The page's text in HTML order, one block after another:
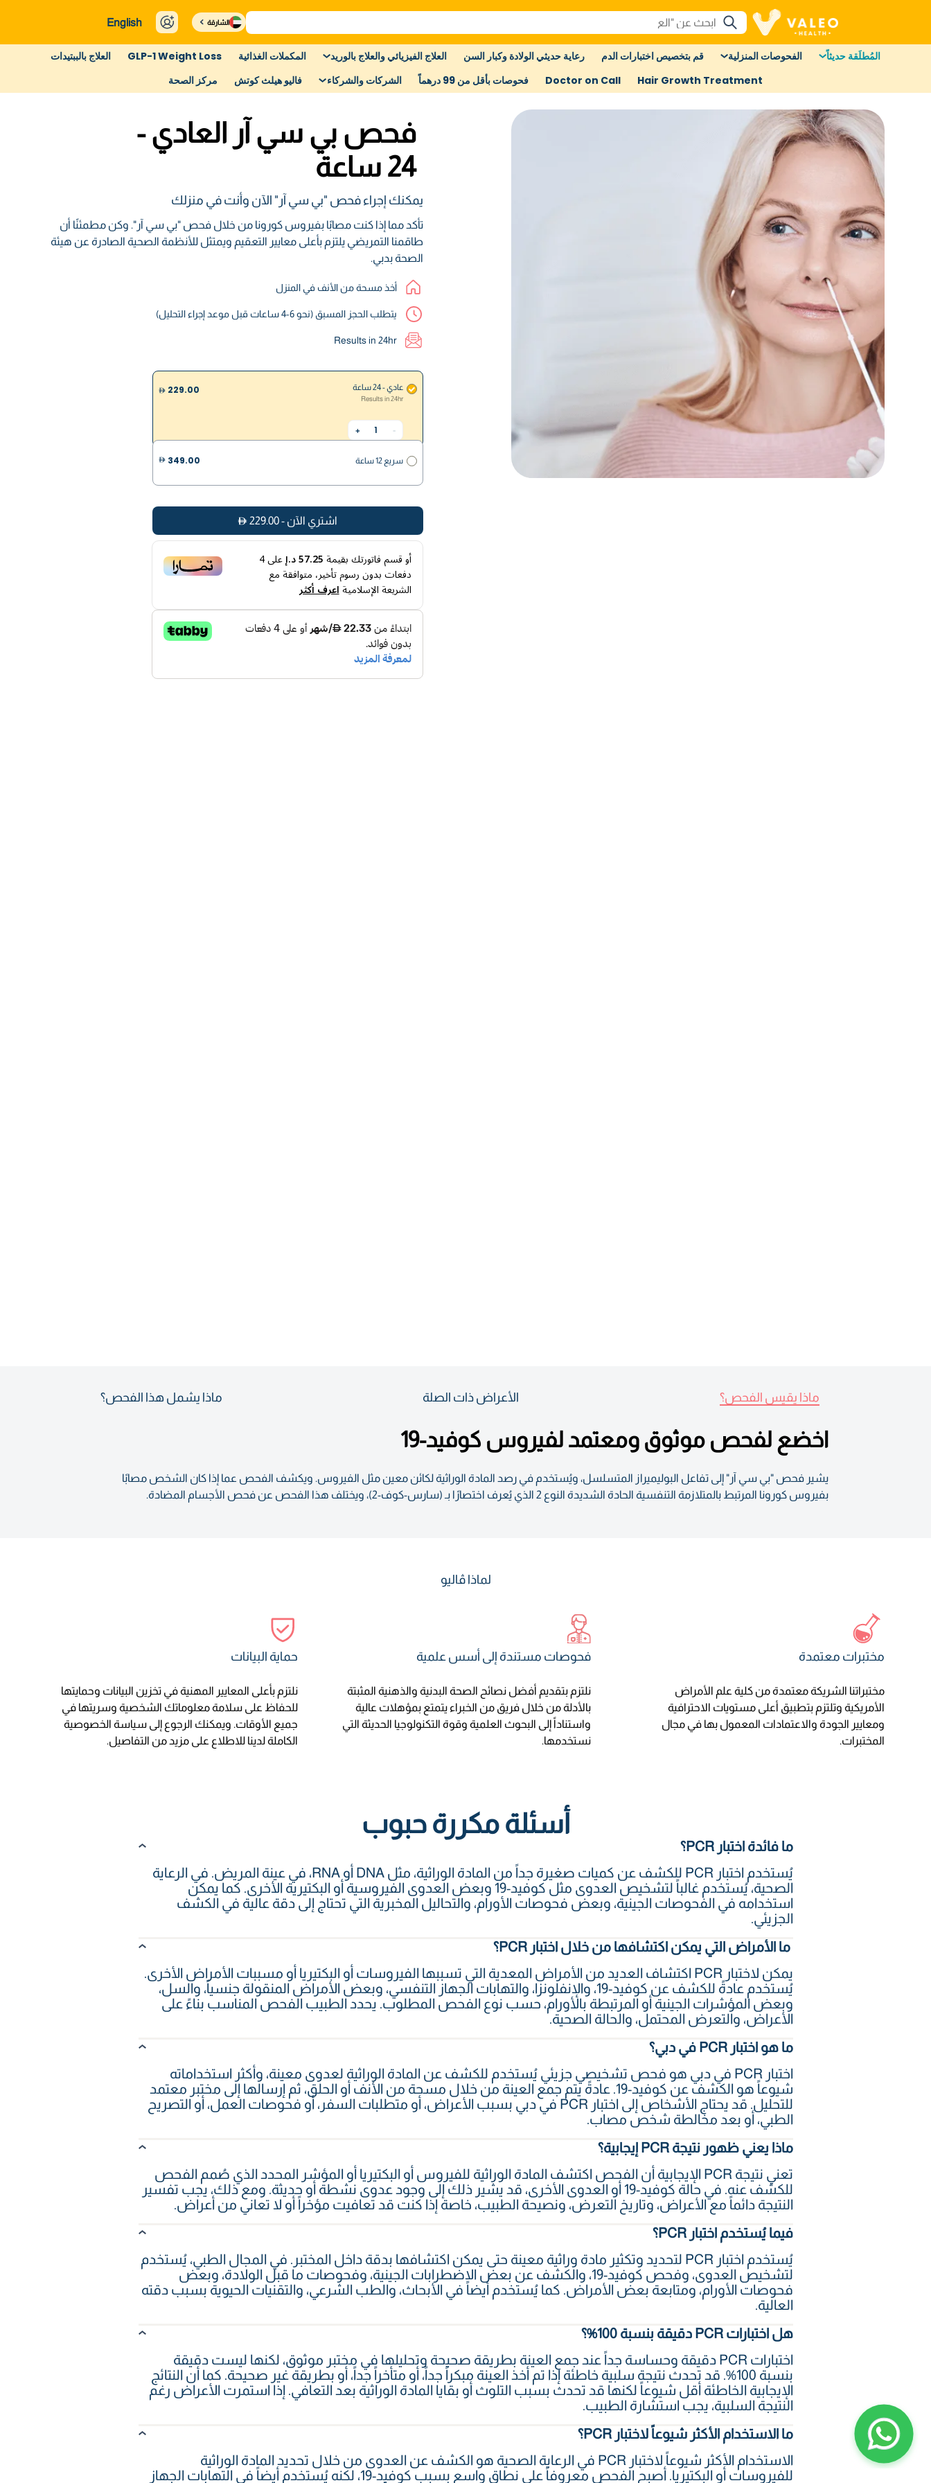
الشارقة English
المُطلَقة حديثاً الفحوصات المنزلية قم بتخصيص اختبارات الدم رعاية حديثي الولادة وكبار السن العلاج الفيزيائي والعلاج بالوريد المكملات الغذائية GLP-1 Weight Loss
العلاج بالببتيدات
Hair Growth Treatment
Doctor on Call فحوصات بأقل من 99 درهماً الشركات والشركاء فاليو هيلث كوتش مركز الصحة
فحص بي سي آر العادي -
24 ساعة
يمكنك إجراء فحص "بي سي آر" الآن وأنت في منزلك
تأكد مما إذا كنت مصابًا بفيروس كورونا من خلال فحص "بي سي آر". وكن مطمئنًا أن
طاقمنا التمريضي يلتزم بأعلى معايير التعقيم ويمتثل للأنظمة الصحية الصادرة عن هيئة
الصحة بدبي.
أخذ مسحة من الأنف في المنزل
يتطلب الحجز المسبق (نحو 6-4 ساعات قبل موعد إجراء التحليل)
Results in 24hr
عادي - 24 ساعة
Results in 24hr
-
1
+
229.00
سريع 12 ساعة 349.00
اشتري الآن -
229.00
أو قسم فاتورتك بقيمة 57.25 د.إ على4
دفعات بدون رسوم تأخير، متوافقة مع
الشريعة الإسلاميةاعرف أكثر
ماذا يقيس الفحص؟ الأعراض ذات الصلة ماذا يشمل هذا الفحص؟
اخضع لفحص موثوق ومعتمد لفيروس كوفيد-19
يشير فحص "بي سي آر" إلى تفاعل البوليميراز المتسلسل، ويُستخدم في رصد المادة الوراثية لكائن معين مثل الفيروس. ويكشف الفحص عما إذا كان الشخص مصابًا
بفيروس كورونا المرتبط بالمتلازمة التنفسية الحادة الشديدة النوع 2 الذي يُعرف اختصارًا بـ (سارس-كوف-2)، ويختلف هذا الفحص عن فحص الأجسام المضادة.
لماذا ڤاليو
مختبرات معتمدة
مختبراتنا الشريكة معتمدة من كلية علم الأمراض
الأمريكية وتلتزم بتطبيق أعلى مستويات الاحترافية
ومعايير الجودة والاعتمادات المعمول بها في مجال
المختبرات.
فحوصات مستندة إلى أسس علمية
نلتزم بتقديم أفضل نصائح الصحة البدنية والذهنية المثبتة
بالأدلة من خلال فريق من الخبراء يتمتع بمؤهلات عالية
واستناداً إلى البحوث العلمية وقوة التكنولوجيا الحديثة التي
نستخدمها.
حماية البيانات
نلتزم بأعلى المعايير المهنية في تخزين البيانات وحمايتها
للحفاظ على سلامة معلوماتك الشخصية وسريتها في
جميع الأوقات. ويمكنك الرجوع إلى سياسة الخصوصية
الكاملة لدينا للاطلاع على مزيد من التفاصيل.
أسئلة مكررة حبوب
ما فائدة اختبار PCR؟
يُستخدم اختبار PCR للكشف عن كميات صغيرة جداً من المادة الوراثية، مثل DNA أو RNA، في عينة المريض. في الرعاية
الصحية، يُستخدم غالباً لتشخيص العدوى مثل كوفيد-19 وبعض العدوى الفيروسية أو البكتيرية الأخرى. كما يمكن
استخدامه في الفحوصات الجينية، وبعض فحوصات الأورام، والتحاليل المخبرية التي تحتاج إلى دقة عالية في الكشف
الجزيئي.
ما الأمراض التي يمكن اكتشافها من خلال اختبار PCR؟
يمكن لاختبار PCR اكتشاف العديد من الأمراض المعدية التي تسببها الفيروسات أو البكتيريا أو مسببات الأمراض الأخرى.
يُستخدم عادةً للكشف عن كوفيد-19، والإنفلونزا، والتهابات الجهاز التنفسي، وبعض الأمراض المنقولة جنسياً، والسل،
وبعض المؤشرات الجينية أو المرتبطة بالأورام، حسب نوع الفحص المطلوب. يحدد الطبيب الفحص المناسب بناءً على
الأعراض، والتعرض المحتمل، والحالة الصحية.
ما هو اختبار PCR في دبي؟
اختبار PCR في دبي هو فحص تشخيصي جزيئي يُستخدم للكشف عن المادة الوراثية لعدوى معينة، وأكثر استخداماته
شيوعاً هو الكشف عن كوفيد-19. عادةً يتم جمع العينة من خلال مسحة من الأنف أو الحلق، ثم إرسالها إلى مختبر معتمد
للتحليل. قد يحتاج الأشخاص إلى اختبار PCR في دبي بسبب الأعراض، أو متطلبات السفر، أو فحوصات العمل، أو التصريح
الطبي، أو بعد مخالطة شخص مصاب.
ماذا يعني ظهور نتيجة PCR إيجابية؟
تعني نتيجة PCR الإيجابية أن الفحص اكتشف المادة الوراثية للفيروس أو البكتيريا أو المؤشر المحدد الذي صُمم الفحص
للكشف عنه. في حالة كوفيد-19 أو العدوى الأخرى، قد يشير ذلك إلى وجود عدوى نشطة أو حديثة. ومع ذلك، يجب تفسير
النتيجة دائماً مع الأعراض، وتاريخ التعرض، ونصيحة الطبيب، خاصة إذا كنت قد تعافيت مؤخراً أو لا تعاني من أعراض.
فيما يُستخدم اختبار PCR؟
يُستخدم اختبار PCR لتحديد وتكثير مادة وراثية معينة حتى يمكن اكتشافها بدقة داخل المختبر. في المجال الطبي، يُستخدم
لتشخيص العدوى، وفحص كوفيد-19، والكشف عن بعض الاضطرابات الجينية، وفحوصات ما قبل الولادة، وبعض
فحوصات الأورام، ومتابعة بعض الأمراض. كما يُستخدم أيضاً في الأبحاث، والطب الشرعي، والتقنيات الحيوية بسبب دقته
العالية.
هل اختبارات PCR دقيقة بنسبة 100%؟
اختبارات PCR دقيقة وحساسة جداً عند جمع العينة بطريقة صحيحة وتحليلها في مختبر موثوق، لكنها ليست دقيقة
بنسبة 100%. قد تحدث نتيجة سلبية خاطئة إذا تم أخذ العينة مبكراً جداً، أو متأخراً جداً، أو بطريقة غير صحيحة. كما أن النتائج
الإيجابية الخاطئة أقل شيوعاً لكنها قد تحدث بسبب التلوث أو بقايا المادة الوراثية بعد التعافي. إذا استمرت الأعراض رغم
النتيجة السلبية، يجب استشارة الطبيب.
ما الاستخدام الأكثر شيوعاً لاختبار PCR؟
الاستخدام الأكثر شيوعاً لاختبار PCR في الرعاية الصحية هو الكشف عن العدوى من خلال تحديد المادة الوراثية
للفيروسات أو البكتيريا. أصبح الفحص معروفاً على نطاق واسع بسبب كوفيد-19، لكنه يُستخدم أيضاً في التهابات الجهاز